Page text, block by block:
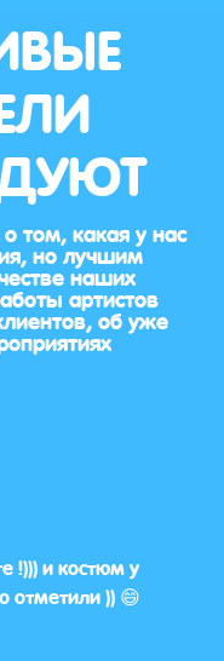
том, какая у нас
но лучшим
наших
артистов
об уже
!))) и костюм у
отметили )) 😄